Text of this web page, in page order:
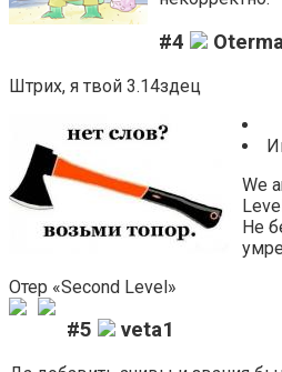
#4
Штрих, я твой 3.14здец
We
Не
Отер «Second Level»
#5 veta1